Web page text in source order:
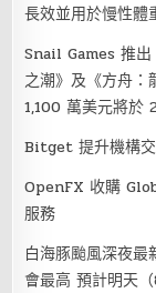
長效並用於慢性
Snail Games 推出
之潮》及《方舟：
1,100 萬美元將於
Bitget 提升機構交
OpenFX 收購
服務
白海豚颱風深夜
會最高 預計明天